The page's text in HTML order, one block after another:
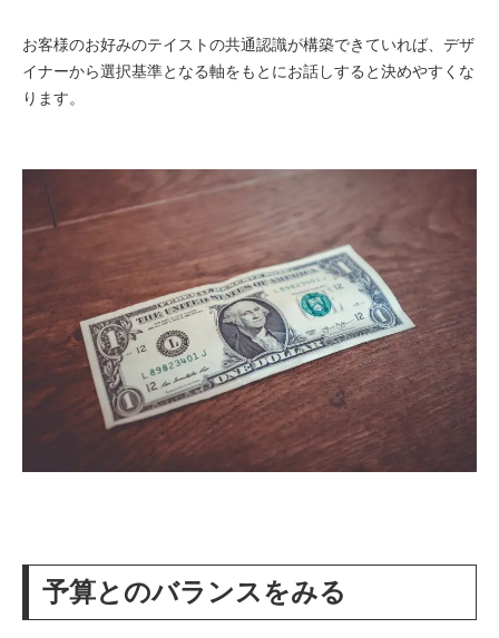
お客様のお好みのテイストの共通認識が構築できていれば、デザ
イナーから選択基準となる軸をもとにお話しすると決めやすくな
ります。
予算とのバランスをみる